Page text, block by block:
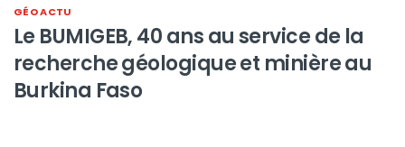
GÉO ACTU
Le BUMIGEB, 40 ans au service de la
recherche géologique et minière au
Burkina Faso